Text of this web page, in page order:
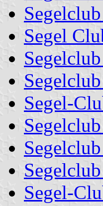
Segel
Segel-
Segel-